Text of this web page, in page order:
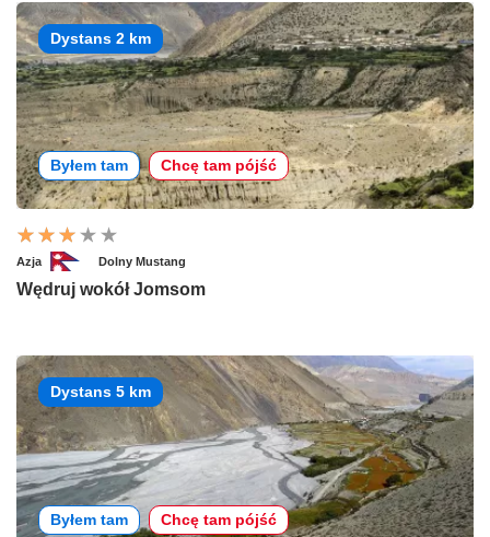
Dystans 2 km
Byłem tam Chcę tam pójść
Azja Dolny Mustang
Wędruj wokół Jomsom
Dystans 5 km
Byłem tam Chcę tam pójść